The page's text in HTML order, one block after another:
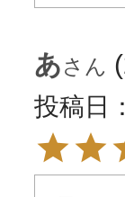
あ
投稿日